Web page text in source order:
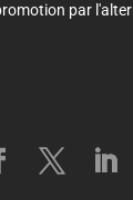
par